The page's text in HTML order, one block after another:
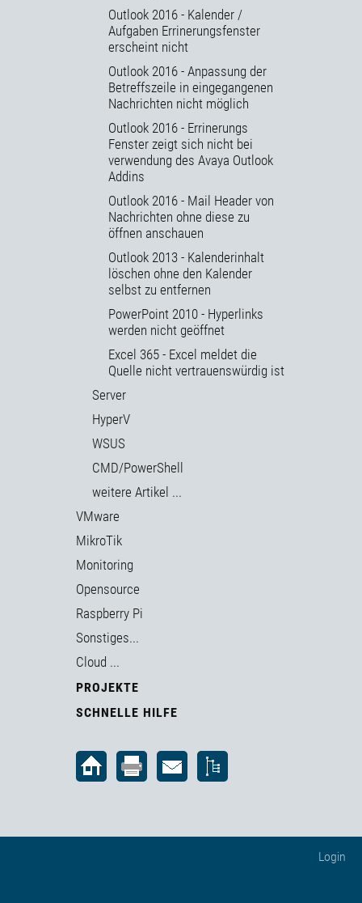
Outlook 2016 - Kalender /
Aufgaben Errinerungsfenster
erscheint nicht
Outlook 2016 - Anpassung der
Betreffszeile in eingegangenen
Nachrichten nicht möglich
Outlook 2016 - Errinerungs
Fenster zeigt sich nicht bei
verwendung des Avaya Outlook
Addins
Outlook 2016 - Mail Header von
Nachrichten ohne diese zu
öffnen anschauen
Outlook 2013 - Kalenderinhalt
löschen ohne den Kalender
selbst zu entfernen
PowerPoint 2010 - Hyperlinks
werden nicht geöffnet
Excel 365 - Excel meldet die
Quelle nicht vertrauenswürdig ist
Server
HyperV
WSUS
CMD/PowerShell
weitere Artikel ...
VMware
MikroTik
Monitoring
Opensource
Raspberry Pi
Sonstiges...
Cloud ...
PROJEKTE
SCHNELLE HILFE
Login